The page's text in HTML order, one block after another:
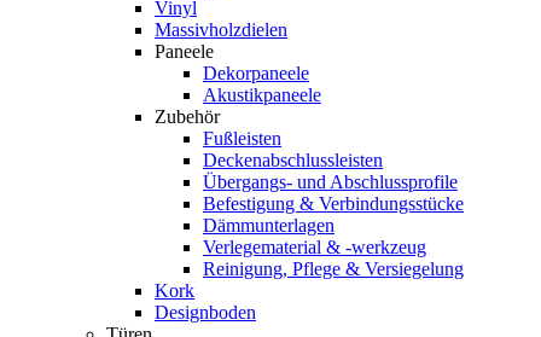
Vinyl
Massivholzdielen
Paneele
Dekorpaneele
Akustikpaneele
Zubehör
Fußleisten
Deckenabschlussleisten
Übergangs- und Abschlussprofile
Befestigung & Verbindungsstücke
Dämmunterlagen
Verlegematerial & -werkzeug
Reinigung, Pflege & Versiegelung
Kork
Designboden